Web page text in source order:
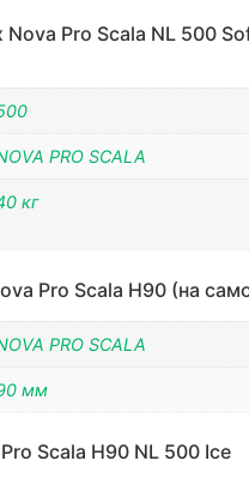
Pro Scala NL 500
PRO SCALA
кг
Pro Scala H90 (на
PRO SCALA
мм
Scala H90 NL 500 Ice